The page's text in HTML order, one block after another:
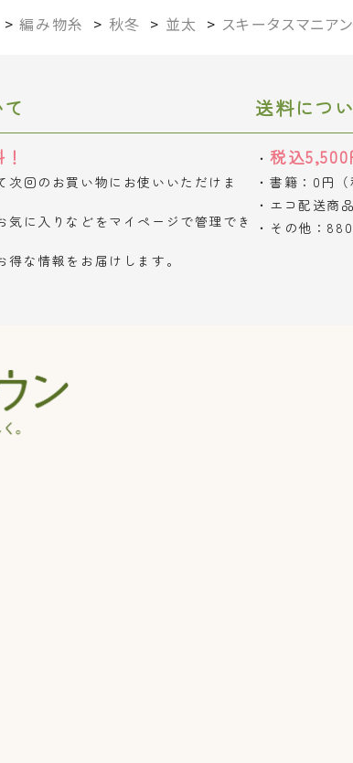
>編み物糸 > 秋冬 > 並太 > スキータスマニア
次回のお買い物にお使いいただけま
気に入りなどをマイページで管理でき
得な情報をお届けします。
送料につ
税込
書籍：0円（
エコ配送商
その他：880